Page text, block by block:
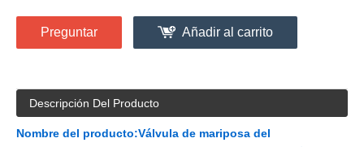
Preguntar Añadir al carrito
Descripción Del Producto
Nombre del producto:Válvula de mariposa del